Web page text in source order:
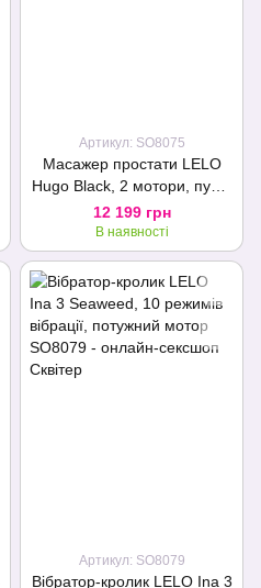
Артикул: SO8075
Масажер простати LELO
Hugo Black, 2 мотори, пульт
ДК, керування рухом
12 199 грн
В наявності
Артикул: SO8079
Вібратор-кролик LELO Ina 3